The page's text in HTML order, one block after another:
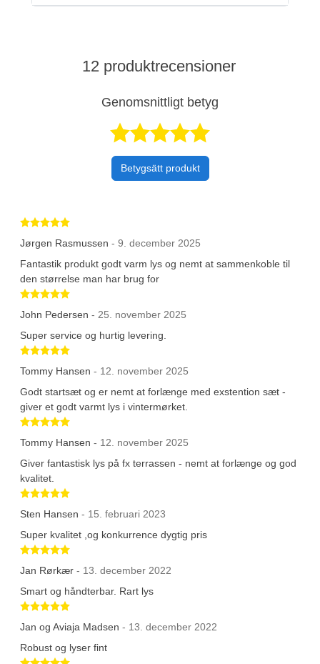
12 produktrecensioner
Genomsnittligt betyg
Betygsatt 4,8
Betygsätt produkt
Betygsatt 5 av 5 stjärnor
Jørgen Rasmussen - 9. december 2025
Fantastik produkt godt varm lys og nemt at sammenkoble til
den størrelse man har brug for
Betygsatt 5 av 5 stjärnor
John Pedersen - 25. november 2025
Super service og hurtig levering.
Betygsatt 5 av 5 stjärnor
Tommy Hansen - 12. november 2025
Godt startsæt og er nemt at forlænge med exstention sæt -
giver et godt varmt lys i vintermørket.
Betygsatt 5 av 5 stjärnor
Tommy Hansen - 12. november 2025
Giver fantastisk lys på fx terrassen - nemt at forlænge og god
kvalitet.
Betygsatt 5 av 5 stjärnor
Sten Hansen - 15. februari 2023
Super kvalitet ,og konkurrence dygtig pris
Betygsatt 5 av 5 stjärnor
Jan Rørkær - 13. december 2022
Smart og håndterbar. Rart lys
Betygsatt 5 av 5 stjärnor
Jan og Aviaja Madsen - 13. december 2022
Robust og lyser fint
Betygsatt 5 av 5 stjärnor